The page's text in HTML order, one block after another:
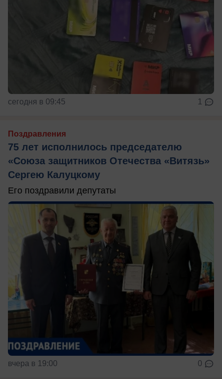
сегодня в 09:45 1
Поздравления
75 лет исполнилось председателю
«Союза защитников Отечества «Витязь»
Сергею Калуцкому
Его поздравили депутаты
вчера в 19:00 0